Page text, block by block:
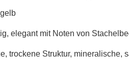
elegant mit Noten von
trockene Struktur,